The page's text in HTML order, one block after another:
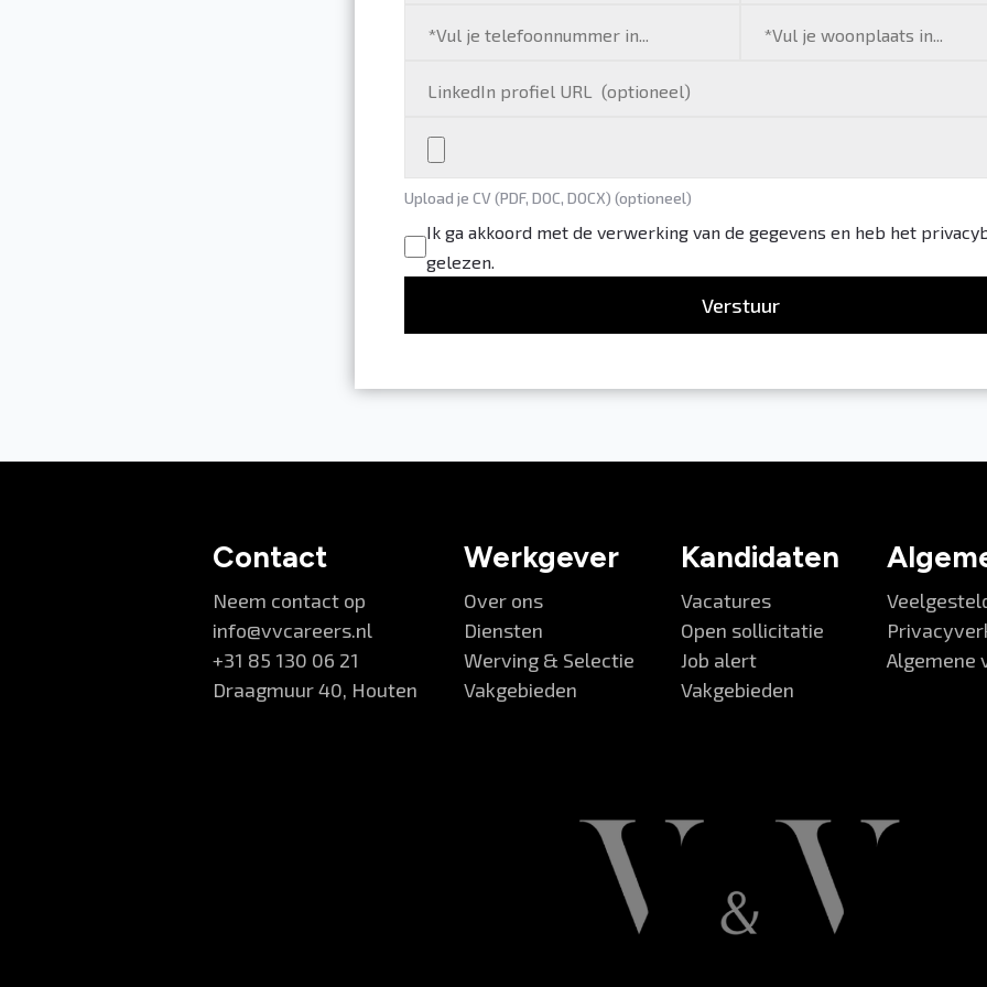
Upload je CV (PDF, DOC, DOCX) (optioneel)
Ik ga akkoord met de verwerking van de gegevens en heb het
gelezen.
Verstuur
Contact
Neem contact op
info@vvcareers.nl
+31 85 130 06 21
Draagmuur 40, Houten
Werkgever
Over ons
Diensten
Werving & Selectie
Vakgebieden
Kandidaten
Vacatures
Open sollicitatie
Job alert
Vakgebieden
Algemene